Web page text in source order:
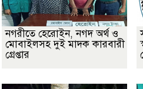
নগরীতে হেরোইন, নগদ অর্থ ও
মোবাইলসহ দুই মাদক কারবারী
গ্রেপ্তার